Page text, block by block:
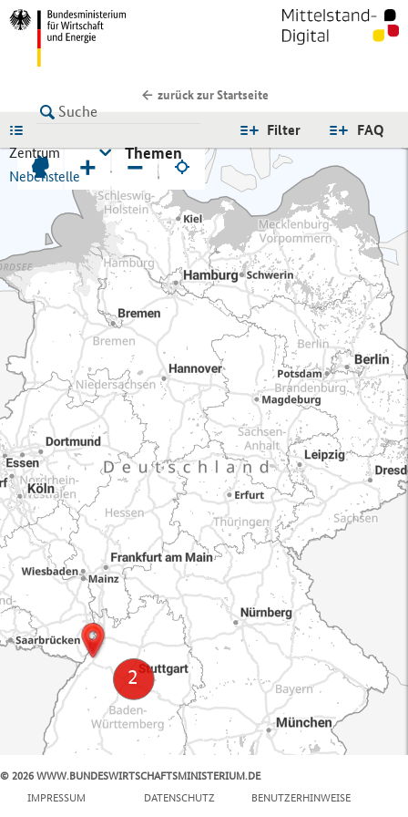
zurück zur Startseite
FAQ
Filter
Zentrum
Nebenstelle
Themen
+ −
© 2026 WWW.BUNDESWIRTSCHAFTSMINISTERIUM.DE
IMPRESSUM
DATENSCHUTZ BENUTZERHINWEISE